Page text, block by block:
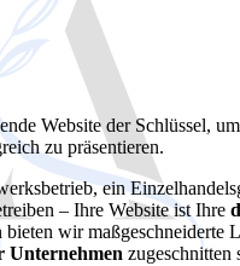
Website für lokalen
Website der Schlüssel,
zu präsentieren.
ein
– Ihre Website ist Ihre
wir maßgeschneiderte
Unternehmen zugeschnitten